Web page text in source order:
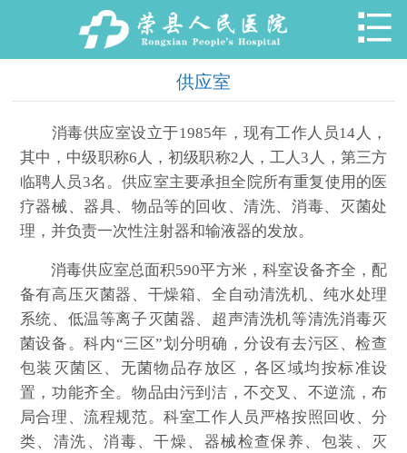

供应室
消毒供应室设立于1985年，现有工作人员14人，
其中，中级职称6人，初级职称2人，工人3人，第三方
临聘人员3名。供应室主要承担全院所有重复使用的医
疗器械、器具、物品等的回收、清洗、消毒、灭菌处
理，并负责一次性注射器和输液器的发放。
消毒供应室总面积590平方米，科室设备齐全，配
备有高压灭菌器、干燥箱、全自动清洗机、纯水处理
系统、低温等离子灭菌器、超声清洗机等清洗消毒灭
菌设备。科内“三区”划分明确，分设有去污区、检查
包装灭菌区、无菌物品存放区，各区域均按标准设
置，功能齐全。物品由污到洁，不交叉、不逆流，布
局合理、流程规范。科室工作人员严格按照回收、分
类、清洗、消毒、干燥、器械检查保养、包装、灭